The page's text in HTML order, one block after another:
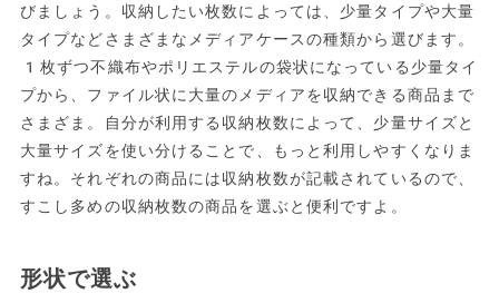
びましょう。収納したい枚数によっては、少量タイプや大量
タイプなどさまざまなメディアケースの種類から選びます。
1枚ずつ不織布やポリエステルの袋状になっている少量タイ
プから、ファイル状に大量のメディアを収納できる商品まで
さまざま。自分が利用する収納枚数によって、少量サイズと
大量サイズを使い分けることで、もっと利用しやすくなりま
すね。それぞれの商品には収納枚数が記載されているので、
すこし多めの収納枚数の商品を選ぶと便利ですよ。
形状で選ぶ